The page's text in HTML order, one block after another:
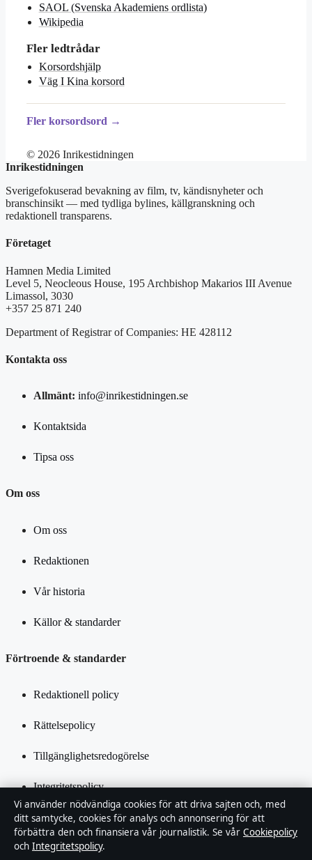
SAOL (Svenska Akademiens ordlista)
Wikipedia
Fler ledtrådar
Korsordshjälp
Väg I Kina korsord
Fler korsordsord →
© 2026 Inrikestidningen
Inrikestidningen
Sverigefokuserad bevakning av film, tv, kändisnyheter och
branschinsikt — med tydliga bylines, källgranskning och
redaktionell transparens.
Företaget
Hamnen Media Limited
Level 5, Neocleous House, 195 Archbishop Makarios III Avenue
Limassol, 3030
+357 25 871 240
Department of Registrar of Companies: HE 428112
Kontakta oss
Allmänt: info@inrikestidningen.se
Kontaktsida
Tipsa oss
Om oss
Om oss
Redaktionen
Vår historia
Källor & standarder
Förtroende & standarder
Redaktionell policy
Rättelsepolicy
Tillgänglighetsredogörelse
Integritetspolicy
Kändisar & integritet
Om Inrikestidningen i korthet
Vi använder nödvändiga cookies för att driva sajten och, med
ditt samtycke, cookies för analys och annonsering för att
förbättra den och finansiera vår journalistik. Se vår Cookiepolicy
och Integritetspolicy.